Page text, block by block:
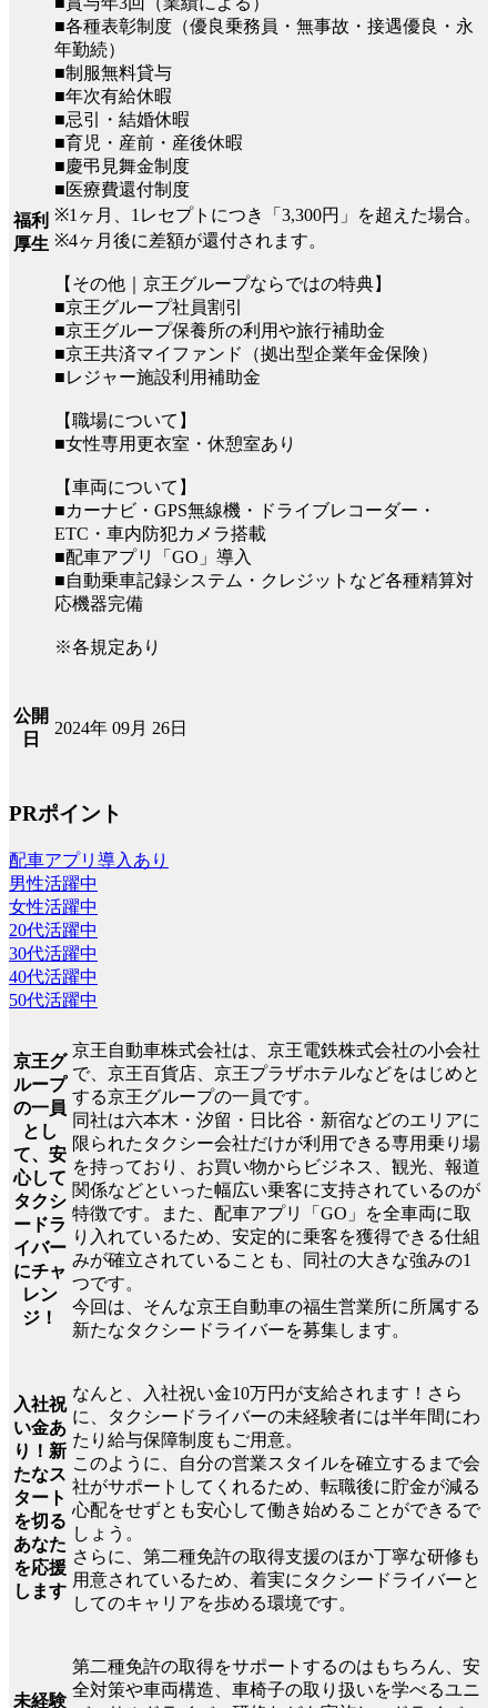
福利
厚生
■各種表彰制度（優良乗務員・無事故・接遇優良・永
年勤続）
■制服無料貸与
■年次有給休暇
■忌引・結婚休暇
■育児・産前・産後休暇
■慶弔見舞金制度
■医療費還付制度
※1ヶ月、1レセプトにつき「3,300円」を超えた場合。
※4ヶ月後に差額が還付されます。
【その他｜京王グループならではの特典】
■京王グループ社員割引
■京王グループ保養所の利用や旅行補助金
■京王共済マイファンド（拠出型企業年金保険）
■レジャー施設利用補助金
【職場について】
■女性専用更衣室・休憩室あり
【車両について】
■カーナビ・GPS無線機・ドライブレコーダー・
ETC・車内防犯カメラ搭載
■配車アプリ「GO」導入
■自動乗車記録システム・クレジットなど各種精算対
応機器完備
※各規定あり
公開
日
2024年 09月 26日
PRポイント
配車アプリ導入あり
男性活躍中
女性活躍中
20代活躍中
30代活躍中
40代活躍中
50代活躍中
京王グ
ループ
の一員
とし
て、安
心して
タクシ
ードラ
イバー
にチャ
レン
ジ！
京王自動車株式会社は、京王電鉄株式会社の小会社
で、京王百貨店、京王プラザホテルなどをはじめと
する京王グループの一員です。
同社は六本木・汐留・日比谷・新宿などのエリアに
限られたタクシー会社だけが利用できる専用乗り場
を持っており、お買い物からビジネス、観光、報道
関係などといった幅広い乗客に支持されているのが
特徴です。また、配車アプリ「GO」を全車両に取
り入れているため、安定的に乗客を獲得できる仕組
みが確立されていることも、同社の大きな強みの1
つです。
今回は、そんな京王自動車の福生営業所に所属する
新たなタクシードライバーを募集します。
入社祝
い金あ
り！新
たなス
タート
を切る
あなた
を応援
します
なんと、入社祝い金10万円が支給されます！さら
に、タクシードライバーの未経験者には半年間にわ
たり給与保障制度もご用意。
このように、自分の営業スタイルを確立するまで会
社がサポートしてくれるため、転職後に貯金が減る
心配をせずとも安心して働き始めることができるで
しょう。
さらに、第二種免許の取得支援のほか丁寧な研修も
用意されているため、着実にタクシードライバーと
してのキャリアを歩める環境です。
未経験
第二種免許の取得をサポートするのはもちろん、安
全対策や車両構造、車椅子の取り扱いを学べるユニ